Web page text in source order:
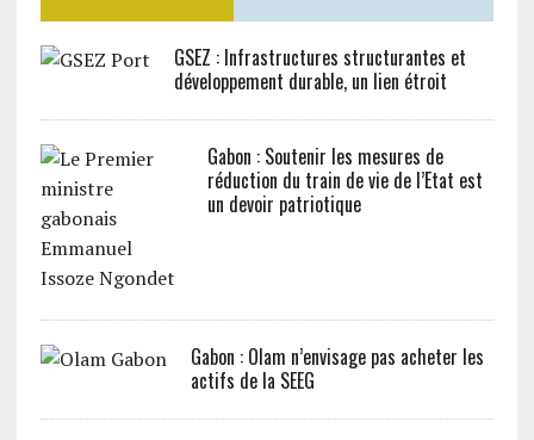
GSEZ : Infrastructures structurantes et
développement durable, un lien étroit
Gabon : Soutenir les mesures de
réduction du train de vie de l’Etat est
un devoir patriotique
Gabon : Olam n’envisage pas acheter les
actifs de la SEEG